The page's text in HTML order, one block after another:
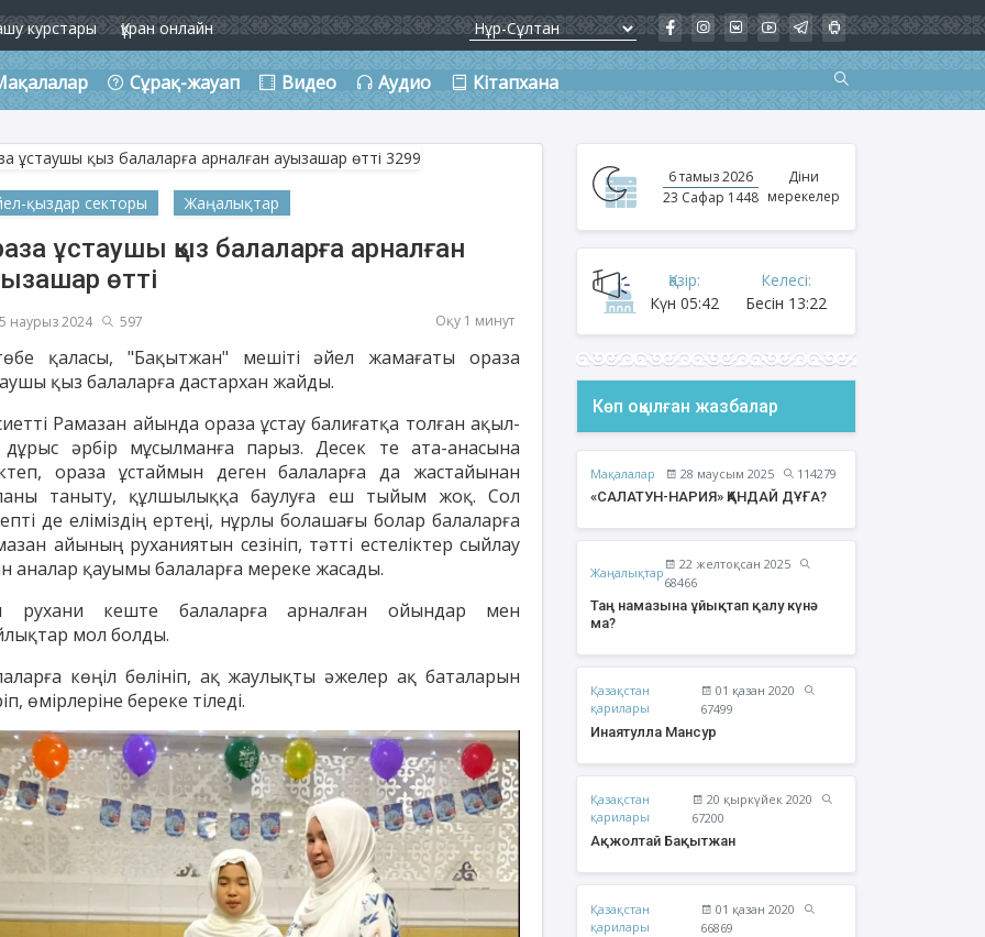
курстары Құран онлайн
Сұрақ-жауап Видео Аудио Кітапхана
Бекжан
Жұмабаев Данияр
Әлимұхамедұлы
Ақжолтай Бақытжан
Әбішев Қуаныш
қыздар секторы Жаңалықтар
ұстаушы қыз балаларға арналған
өтті
наурыз 2024 597 Оқу 1 минут
қаласы, "Бақытжан" мешіті әйел жамағаты ораза
қыз балаларға дастархан жайды.
Рамазан айында ораза ұстау балиғатқа толған ақыл-
дұрыс әрбір мұсылманға парыз. Десек те ата-анасына
ораза ұстаймын деген балаларға да жастайынан
таныту, құлшылыққа баулуға еш тыйым жоқ. Сол
де еліміздің ертеңі, нұрлы болашағы болар балаларға
айының руханиятын сезініп, тәтті естеліктер сыйлау
аналар қауымы балаларға мереке жасады.
рухани кеште балаларға арналған ойындар мен
мол болды.
көңіл бөлініп, ақ жаулықты әжелер ақ баталарын
өмірлеріне береке тіледі.
6 тамыз 2026
23 Сафар 1448
Діни
мерекелер
Қазір:
Күн 05:42
Келесі:
Бесін 13:22
Көп оқылған жазбалар
Мақалалар 28 маусым 2025
114279
«САЛАТУН-НАРИЯ» ҚАНДАЙ ДҰҒА?
Жаңалықтар
22 желтоқсан 2025
68466
Таң намазына ұйықтап қалу күнә
ма?
Қазақстан
қарилары
01 қазан 2020
67499
Инаятулла Мансур
Қазақстан
қарилары
20 қыркүйек 2020
67200
Ақжолтай Бақытжан
Қазақстан
қарилары
01 қазан 2020
66869